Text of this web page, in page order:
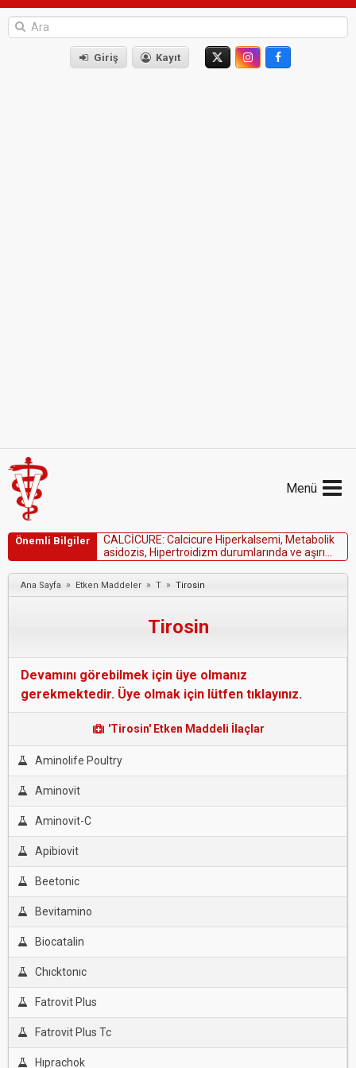
Giriş Kayıt
Menü
Önemli Bilgiler CALCİCURE: Ca cicure Hiperka semi, Metabo ik
asidozis, Hipertroidizm durum arında ve aşırı
sinirselbelirtilerinvarlığındakullanılmaz.
Ana Sayfa » Etken Maddeler » T » Tirosin
Tirosin
Devamını görebilmek için üye olmanız
gerekmektedir. Üye olmak için lütfen tıklayınız.
'Tirosin' Etken Maddeli İlaçlar
Aminolife Poultry
Aminovit
Aminovit-C
Apibiovit
Beetonic
Bevitamino
Biocatalin
Chıcktonıc
Fatrovit Plus
Fatrovit Plus Tc
Hıprachok